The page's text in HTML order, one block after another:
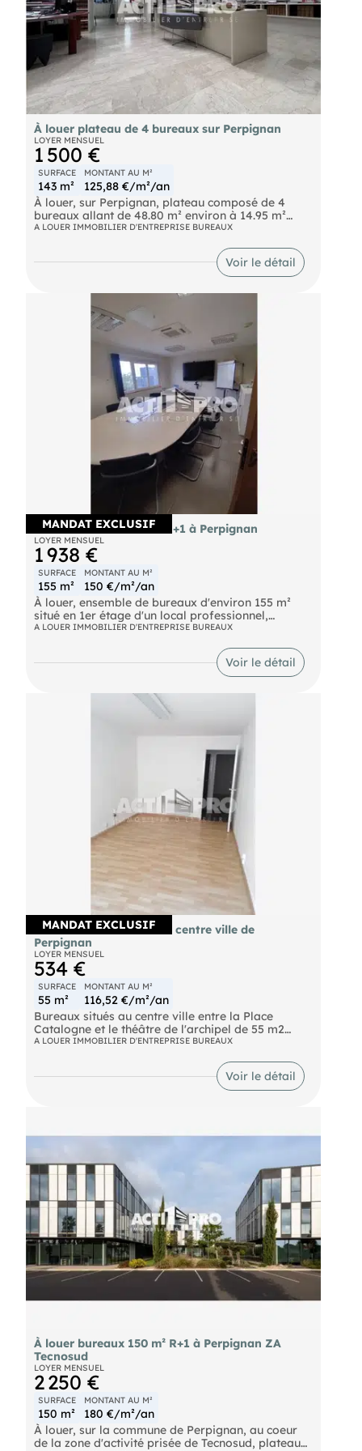
À louer plateau de 4 bureaux sur Perpignan
LOYER MENSUEL
1 500 €
SURFACE
143 m²
MONTANT AU M²
125,88 €/m²/an
À louer, sur Perpignan, plateau composé de 4
bureaux allant de 48.80 m² environ à 14.95 m²
environ, d'une entrée / accueil, d'un espace
et de sanitaires pour une surface totale de 143 m²
environ. Les bureaux sont très lumineux et
climatisés. Petit plus, la copropriété dispose d'une
piscine privée ! Disponible à partir de janvier 2027.
Renseignements sur demande. Pour découvrir
d'autres biens, rendez-vous sur notre site !
A LOUER IMMOBILIER D'ENTREPRISE BUREAUX
Voir le détail
MANDAT EXCLUSIF
À louer bureaux 155m² R+1 à Perpignan
LOYER MENSUEL
1 938 €
SURFACE
155 m²
MONTANT AU M²
150 €/m²/an
À louer, ensemble de bureaux d'environ 155 m²
situé en 1er étage d'un local professionnel,
composé d'une dizaine de bureaux meublés, salle
lumineux, climatisés, câblés. Loyer avec charges
comprises (électricité, chauffage, climatisation,
eau) PARKING D'autres surfaces disponibles, plus
de renseignements sur demande. Zone Torremila
AEOPORT, PERPIGNAN. Pour découvrir d'autres
A LOUER IMMOBILIER D'ENTREPRISE BUREAUX
Voir le détail
MANDAT EXCLUSIF
À louer bureaux 55m² en centre ville de
Perpignan
LOYER MENSUEL
534 €
SURFACE
55 m²
MONTANT AU M²
116,52 €/m²/an
Bureaux situés au centre ville entre la Place
Catalogne et le théâtre de l'archipel de 55 m2
composés de 4 pièces, sanitaire et kitchenette.
Renseignements sur demande. Pour découvrir
d'autres biens, rendez-vous sur notre site !
A LOUER IMMOBILIER D'ENTREPRISE BUREAUX
Voir le détail
À louer bureaux 150 m² R+1 à Perpignan ZA
Tecnosud
LOYER MENSUEL
2 250 €
SURFACE
150 m²
MONTANT AU M²
180 €/m²/an
À louer, sur la commune de Perpignan, au coeur
de la zone d'activité prisée de Tecnosud, plateau